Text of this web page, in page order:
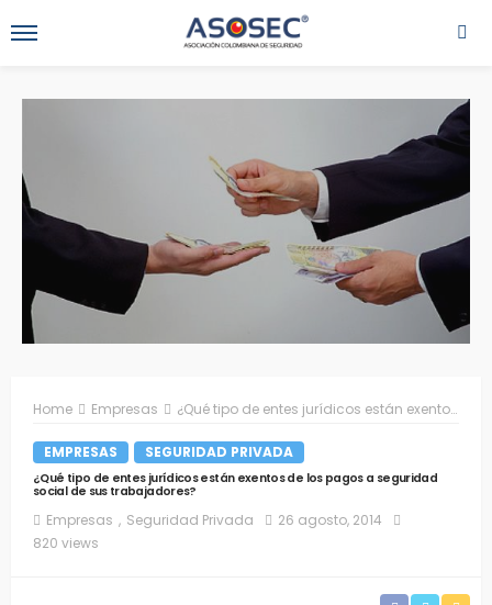
Home Empresas ¿Qué tipo de entes jurídicos están exentos de los pagos a seguridad social de sus trabajadores?
EMPRESAS SEGURIDAD PRIVADA
¿Qué tipo de entes jurídicos están exentos de los pagos a seguridad
social de sus trabajadores?
Empresas Seguridad Privada
26 agosto, 2014
820 views